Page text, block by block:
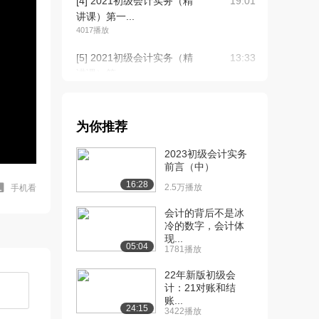
手机看
讲课）第一...
4017播放
[5] 2021初级会计实务（精
13:33
讲课）第一...
[7] 2021初级会计实务（精
讲课）第一...
[8] 2021初级会计实务（精
讲课）第一...
11:49
[9] 2021初级会计实务（精
讲课）第一...
2201播放
24:52
为你推荐
16:28
2023初级会计实务
前言（中）
2.5万播放
05:04
会计的背后不是冰
冷的数字，会计体
现...
1781播放
24:15
22年新版初级会
计：21对账和结
账...
3422播放